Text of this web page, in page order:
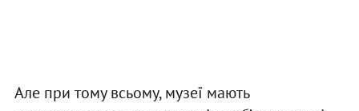
Але при тому всьому, музеї мають